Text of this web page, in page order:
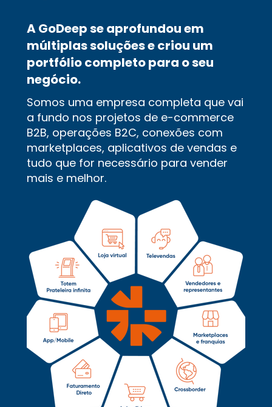
A GoDeep se aprofundou em
múltiplas soluções e criou um
portfólio completo para o seu
negócio.
Somos uma empresa completa que vai
a fundo nos projetos de e-commerce
B2B, operações B2C, conexões com
marketplaces, aplicativos de vendas e
tudo que for necessário para vender
mais e melhor.